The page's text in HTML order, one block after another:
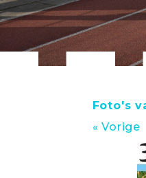
Foto's
« Vorige